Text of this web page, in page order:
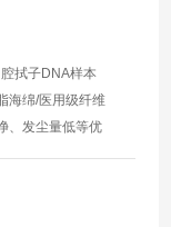
拭子DNA样本
海绵/医用级纤维
、发尘量低等优